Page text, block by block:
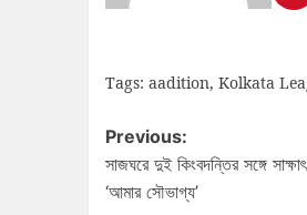
Tags: aadition, Kolkata
Previous:
সাজঘরে দুই কিংবদন্তির সঙ্গে
‘আমার সৌভাগ্য’